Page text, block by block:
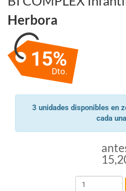
Herbora
15%
Dto.
3 unidades disponibles en
cada